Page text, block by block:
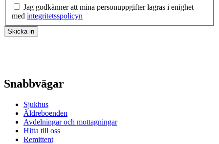
Jag godkänner att mina personuppgifter lagras i enighet
med integritetsspolicyn
Skicka in
Snabbvägar
Sjukhus
Äldreboenden
Avdelningar och mottagningar
Hitta till oss
Remittent